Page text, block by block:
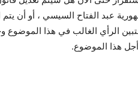
عبد الفتاح السيسي ، أو أن
الرأي الغالب في هذا
هذا الموضوع.